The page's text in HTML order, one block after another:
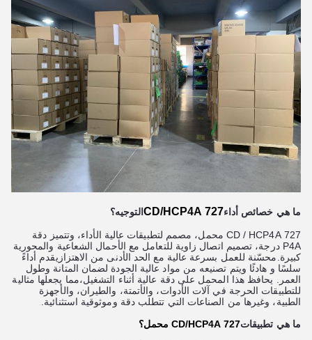
ما هي خصائص أداء727 CD/HCP4A التوجيه؟
727 CD / HCP4A محمل، مصمم لتطبيقات عالية الأداء، وتتميز دقة
P4A درجة، تصميم اتصال زاوية للتعامل مع الأحمال الشعاعية والمحورية
كبيرة.محسّنة للعمل بسرعة عالية مع الحد الأدنى من الاهتزازيقدم أداءً
سلسًا و هادئًا ويتم تصنيعه من مواد عالية الجودة لضمان المتانة وطول
العمر. يحافظ هذا المحمل على دقة عالية أثناء التشغيل،مما يجعلها مثالية
للتطبيقات الحرجة في آلات الأدوات، والأتمتة، والطيران، والأجهزة
الطبية، وغيرها من الصناعات التي تتطلب دقة وموثوقية استثنائية.
ما هي تطبيقات727 CD/HCP4A محمل؟